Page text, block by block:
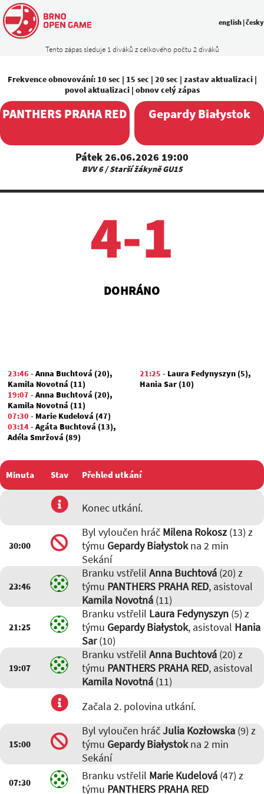
Tento zápas sleduje 1 diváků z celkového počtu 2 diváků
english |česky
Frekvence obnovování: 10 sec | 15 sec | 20 sec | zastav aktualizaci|
povol aktualizaci| obnov celý zápas
PANTHERS PRAHA RED
Pátek 26.06.2026 19:00
BVV 6 / Starší žákyně GU15
Gepardy Białystok
4-1
DOHRÁNO
23:46 -Anna Buchtová (20),
Kamila Novotná (11)
19:07 -Anna Buchtová (20),
Kamila Novotná (11)
07:30 - Marie Kudelová (47)
03:14-Agáta Buchtová (13),
Adéla Smržová (89)
21:25 - Laura Fedynyszyn (5),
Hania Sar (10)
Minuta Stav Přehled utkání
Konec utkání.
30:00
Byl vyloučen hráč Milena Rokosz(13) z
týmu Gepardy Białystokna 2 min
Sekání
23:46
Branku vstřelil Anna Buchtová(20) z
týmu PANTHERS PRAHA RED, asistoval
Kamila Novotná(11)
21:25
Branku vstřelil Laura Fedynyszyn(5) z
týmu Gepardy Białystok, asistoval Hania
Sar(10)
19:07
Branku vstřelil Anna Buchtová(20) z
týmu PANTHERS PRAHA RED, asistoval
Kamila Novotná(11)
Začala 2. polovina utkání.
15:00
Byl vyloučen hráčJulia Kozłowska(9) z
týmu Gepardy Białystokna 2 min
Sekání
07:30 Branku vstřelil Marie Kudelová(47) z
týmu PANTHERS PRAHA RED